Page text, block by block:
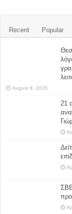
Recent Popular
August 8, 2026
21